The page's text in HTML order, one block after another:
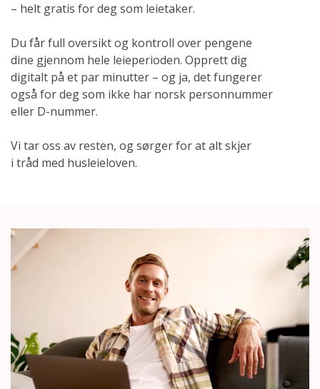
– helt gratis for deg som leietaker.
Du får full oversikt og kontroll over pengene
dine gjennom hele leieperioden. Opprett dig
digitalt på et par minutter – og ja, det fungerer
også for deg som ikke har norsk personnummer
eller D-nummer.
Vi tar oss av resten, og sørger for at alt skjer
i tråd med husleieloven.